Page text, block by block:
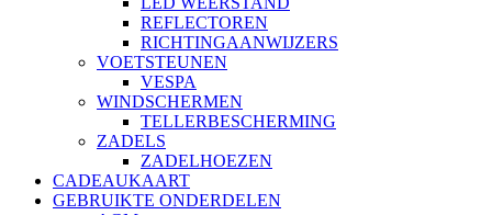
REFLECTOREN
RICHTINGAANWIJZERS
VOETSTEUNEN
VESPA
WINDSCHERMEN
TELLERBESCHERMING
ZADELS
ZADELHOEZEN
CADEAUKAART
GEBRUIKTE ONDERDELEN